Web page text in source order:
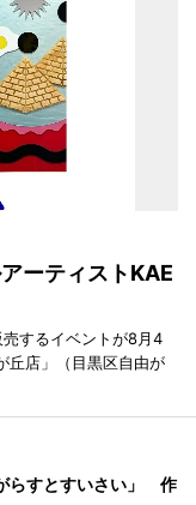
ーティストKAE
するイベントが8月4
丘店」（目黒区自由が
らすとすいさい」 作